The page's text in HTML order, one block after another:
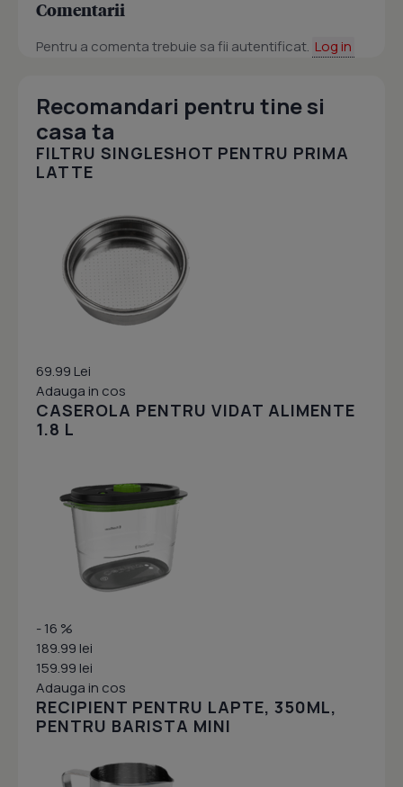
Comentarii
Pentru a comenta trebuie sa fii autentificat. Log in
Recomandari pentru tine si
casa ta
FILTRU SINGLESHOT PENTRU PRIMA
LATTE
69.99 Lei
Adauga in cos
CASEROLA PENTRU VIDAT ALIMENTE
1.8 L
- 16 %
189.99 lei
159.99 lei
Adauga in cos
RECIPIENT PENTRU LAPTE, 350ML,
PENTRU BARISTA MINI